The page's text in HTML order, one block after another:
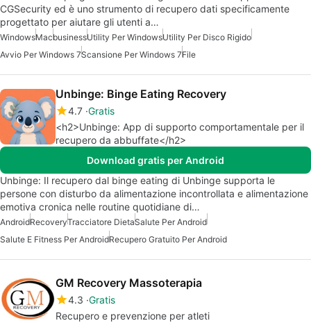
CGSecurity ed è uno strumento di recupero dati specificamente
progettato per aiutare gli utenti a…
WindowsMacbusinessUtility Per WindowsUtility Per Disco Rigido
Avvio Per Windows 7Scansione Per Windows 7File
Unbinge: Binge Eating Recovery
4.7 Gratis
<h2>Unbinge: App di supporto comportamentale per il
recupero da abbuffate</h2>
Download gratis per Android
Unbinge: Il recupero dal binge eating di Unbinge supporta le
persone con disturbo da alimentazione incontrollata e alimentazione
emotiva cronica nelle routine quotidiane di…
AndroidRecoveryTracciatore DietaSalute Per Android
Salute E Fitness Per AndroidRecupero Gratuito Per Android
GM Recovery Massoterapia
4.3 Gratis
Recupero e prevenzione per atleti